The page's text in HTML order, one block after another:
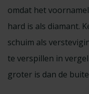
omdat het
hard is als diamant.
schuim als
te verspillen in
groter is dan de